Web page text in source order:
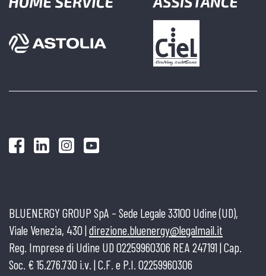
BLUENERGY GROUP SpA – Sede Legale 33100 Udine (UD),
Viale Venezia, 430 |direzione.bluenergy@legalmail.it
Reg. Imprese di Udine UD 02259960306 REA 247191 | Cap.
Soc. € 15.276.730 i.v. | C.F. e P.I. 02259960306